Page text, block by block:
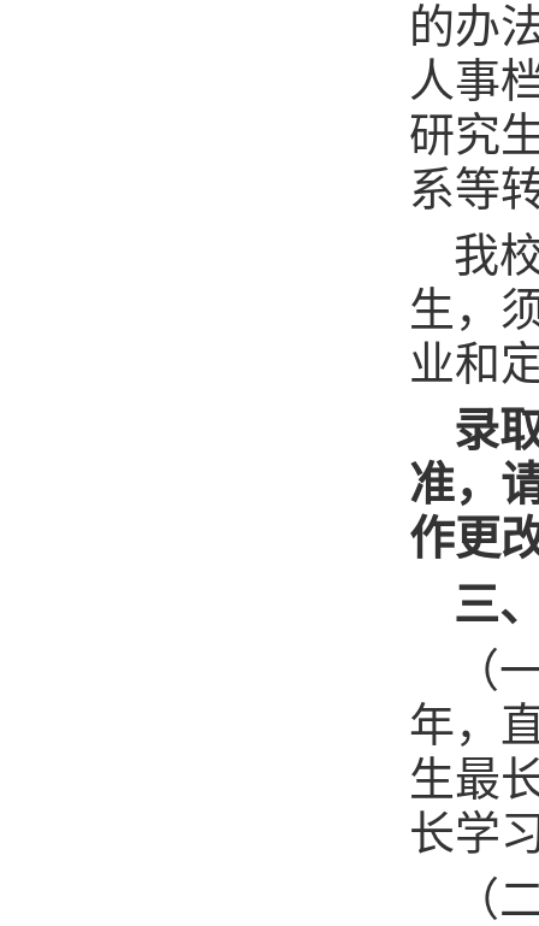
的办
人事
研究
系等
我
生，
业和
录
准，
作更
三
（
年，
生最
长学
（